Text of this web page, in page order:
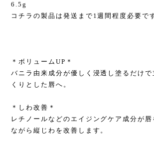
6.5g
コチラの製品は発送まで1週間程度必要で
＊ボリュームUP＊
バニラ由来成分が優しく浸透し塗るだけで
くりとした唇へ。
＊しわ改善＊
レチノールなどのエイジングケア成分が
ながら縦じわを改善します。